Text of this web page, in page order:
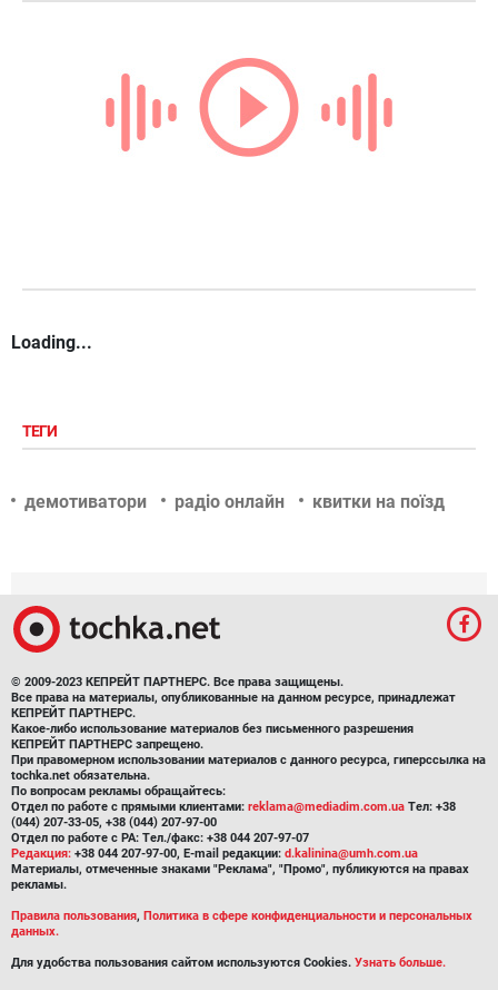
Loading...
ТЕГИ
демотиватори радіо онлайн квитки на поїзд
© 2009-2023 КЕПРЕЙТ ПАРТНЕРС. Все права защищены.
Все права на материалы, опубликованные на данном ресурсе, принадлежат
КЕПРЕЙТ ПАРТНЕРС.
Какое-либо использование материалов без письменного разрешения
КЕПРЕЙТ ПАРТНЕРС запрещено.
При правомерном использовании материалов с данного ресурса, гиперссылка на
tochka.net обязательна.
По вопросам рекламы обращайтесь:
Отдел по работе с прямыми клиентами: reklama@mediadim.com.ua Тел: +38
(044) 207-33-05, +38 (044) 207-97-00
Отдел по работе с РА: Тел./факс: +38 044 207-97-07
Редакция: +38 044 207-97-00, E-mail редакции: d.kalinina@umh.com.ua
Материалы, отмеченные знаками "Реклама", "Промо", публикуются на правах
рекламы.
Правила пользования, Политика в сфере конфиденциальности и персональных
данных.
Для удобства пользования сайтом используются Cookies. Узнать больше.